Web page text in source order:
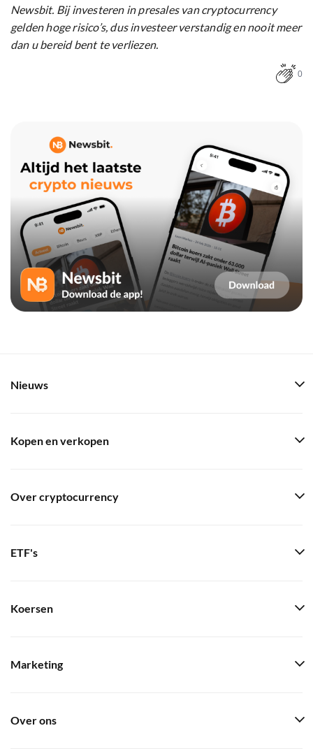
Newsbit. Bij investeren in presales van cryptocurrency
gelden hoge risico’s, dus investeer verstandig en nooit meer
dan u bereid bent te verliezen.
0
Nieuws
Kopen en verkopen
Over cryptocurrency
ETF's
Koersen
Marketing
Over ons